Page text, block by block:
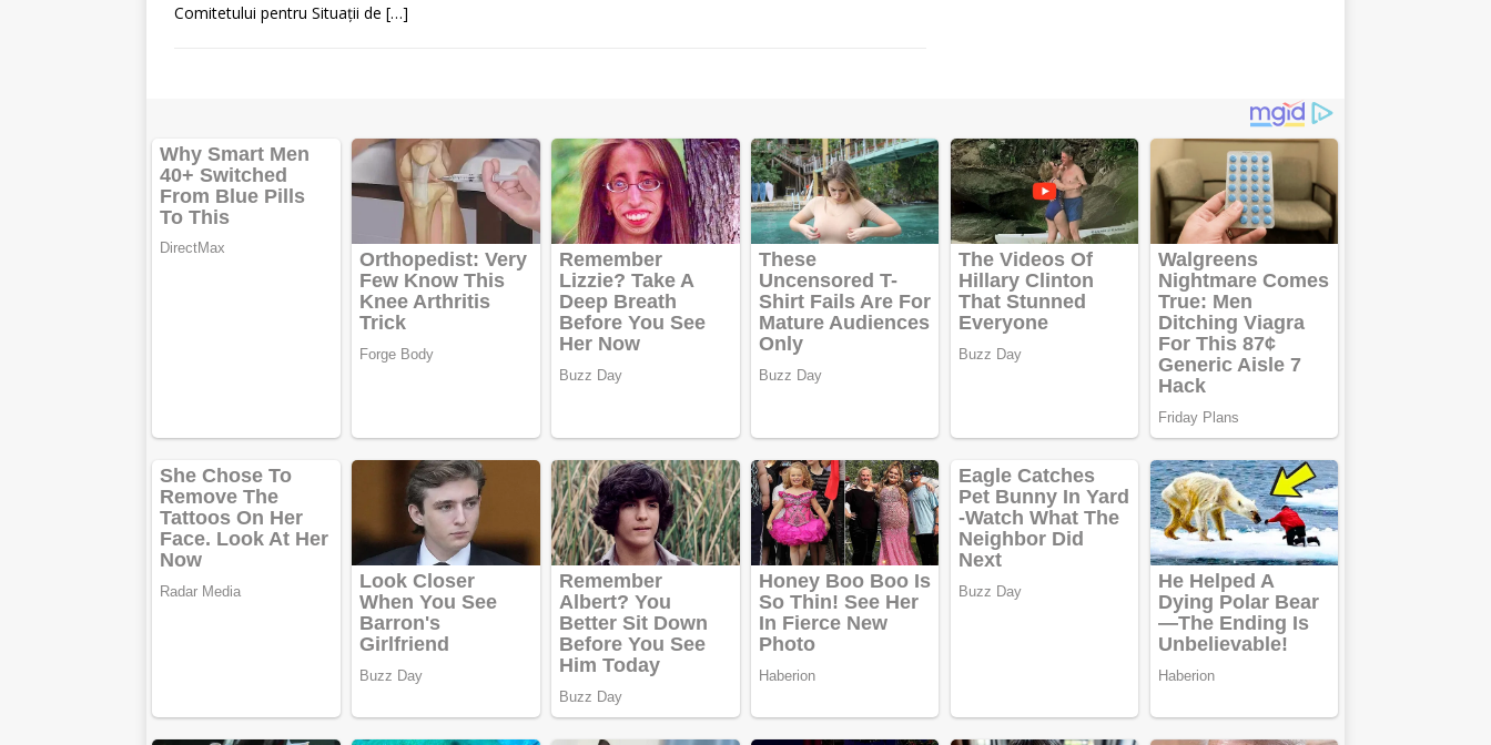
Comitetului pentru Situații de […]
metale
Cutit
cositoare
KUHN
Creez aplicatie
ANDROID
pentru siteul
Creez aplicatie
ANDROID
pentru siteul
mai multe ziare
online
Apartamente
2 camere
Aplică acum
pentru toate
tipurile de
și obține bani